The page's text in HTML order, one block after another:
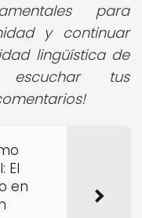
para
y continuar
lingüística de
escuchar tus
El
en